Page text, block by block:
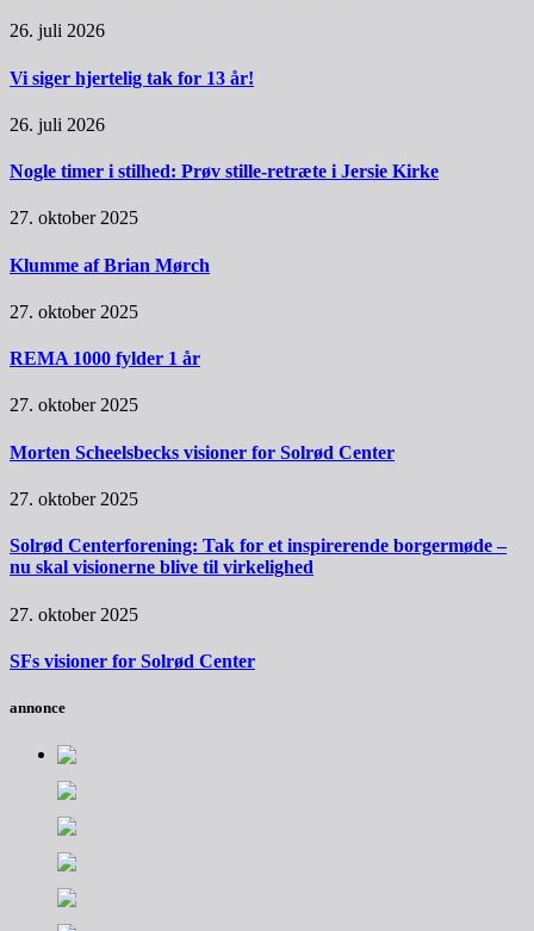
26. juli 2026
Vi siger hjertelig tak for 13 år!
26. juli 2026
Nogle timer i stilhed: Prøv stille-retræte i Jersie Kirke
27. oktober 2025
Klumme af Brian Mørch
27. oktober 2025
REMA 1000 fylder 1 år
27. oktober 2025
Morten Scheelsbecks visioner for Solrød Center
27. oktober 2025
Solrød Centerforening: Tak for et inspirerende borgermøde –
nu skal visionerne blive til virkelighed
27. oktober 2025
SFs visioner for Solrød Center
annonce